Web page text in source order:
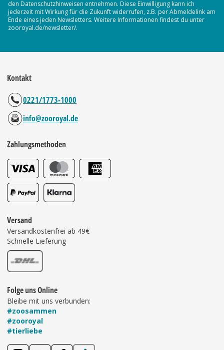
den Datenschutzhinweisen entnehmen. Diese Einwilligung kann ich
jederzeit mit Wirkung für die Zukunft widerrufen, z.B. per Abmeldelink am
Ende eines jeden Newsletters. Weitere Informationen findest du unter
zooroyal.de/newsletter/.
Kontakt
0221/1773-1000
info@zooroyal.de
Zahlungsmethoden
Versand
Versandkostenfrei ab 49€
Schnelle Lieferung
Folge uns Online
Bleibe mit uns verbunden:
#zoosammen
#zooroyal
#tierliebe